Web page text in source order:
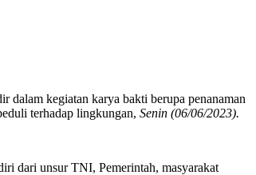
dalam kegiatan karya bakti berupa penanaman
terhadap lingkungan, Senin (06/06/2023).
dari unsur TNI, Pemerintah, masyarakat